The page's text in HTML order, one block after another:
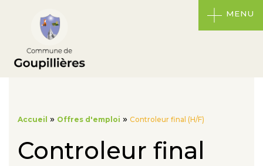
MENU
Accueil » Offres d'emploi » Controleur final (H/F)
Controleur final